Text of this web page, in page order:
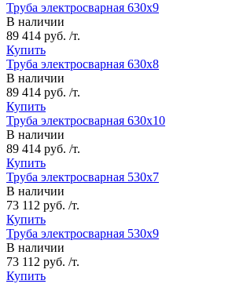
Труба электросварная 630х9
В наличии
89 414 руб. /т.
Купить
Труба электросварная 630х8
В наличии
89 414 руб. /т.
Купить
Труба электросварная 630х10
В наличии
89 414 руб. /т.
Купить
Труба электросварная 530х7
В наличии
73 112 руб. /т.
Купить
Труба электросварная 530х9
В наличии
73 112 руб. /т.
Купить